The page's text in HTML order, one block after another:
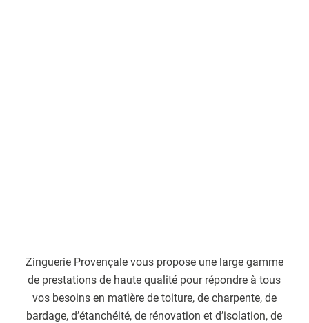
Zinguerie Provençale vous propose une large gamme
de prestations de haute qualité pour répondre à tous
vos besoins en matière de toiture, de charpente, de
bardage, d’étanchéité, de rénovation et d’isolation, de